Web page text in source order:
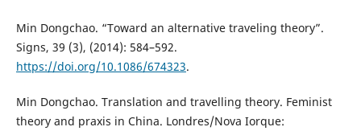
Min Dongchao. “Toward an alternative traveling theory”.
Signs, 39 (3), (2014): 584–592.
https://doi.org/10.1086/674323.
Min Dongchao. Translation and travelling theory. Feminist
theory and praxis in China. Londres/Nova Iorque: